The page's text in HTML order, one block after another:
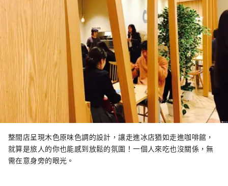
整間店呈現木色原味色調的設計，讓走進冰店猶如走進咖啡館，
就算是旅人的你也能感到放鬆的氛圍！一個人來吃也沒關係，無
需在意身旁的眼光。